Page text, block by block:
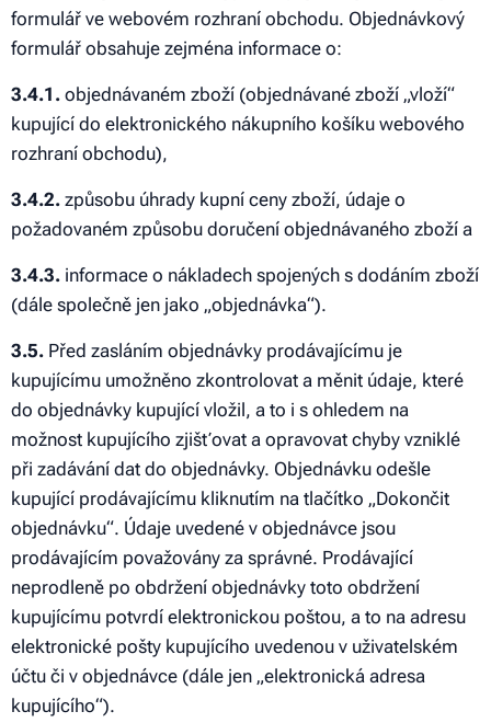
formulář ve webovém rozhraní obchodu. Objednávkový
formulář obsahuje zejména informace o:
3.4.1. objednávaném zboží (objednávané zboží „vloží“
kupující do elektronického nákupního košíku webového
rozhraní obchodu),
3.4.2. způsobu úhrady kupní ceny zboží, údaje o
požadovaném způsobu doručení objednávaného zboží a
3.4.3. informace o nákladech spojených s dodáním zboží
(dále společně jen jako „objednávka“).
3.5. Před zasláním objednávky prodávajícímu je
kupujícímu umožněno zkontrolovat a měnit údaje, které
do objednávky kupující vložil, a to i s ohledem na
možnost kupujícího zjišťovat a opravovat chyby vzniklé
při zadávání dat do objednávky. Objednávku odešle
kupující prodávajícímu kliknutím na tlačítko „Dokončit
objednávku“. Údaje uvedené v objednávce jsou
prodávajícím považovány za správné. Prodávající
neprodleně po obdržení objednávky toto obdržení
kupujícímu potvrdí elektronickou poštou, a to na adresu
elektronické pošty kupujícího uvedenou v uživatelském
účtu či v objednávce (dále jen „elektronická adresa
kupujícího“).